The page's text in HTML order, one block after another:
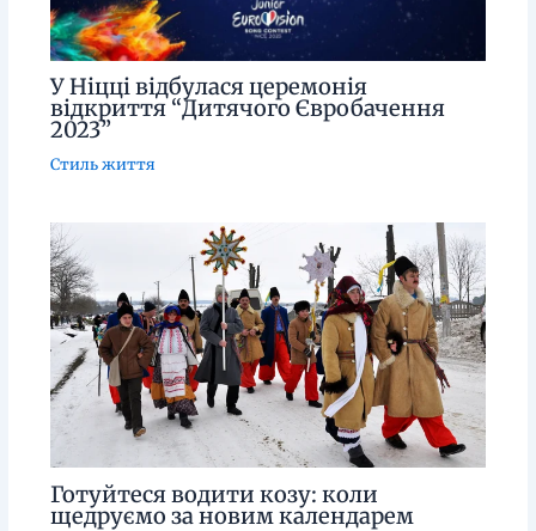
У Ніцці відбулася церемонія
відкриття “Дитячого Євробачення
2023”
Стиль життя
Готуйтеся водити козу: коли
щедруємо за новим календарем